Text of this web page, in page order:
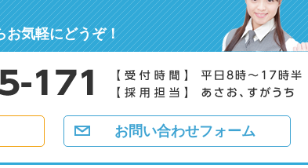
お気軽にどうぞ！
お問い合わせフォーム